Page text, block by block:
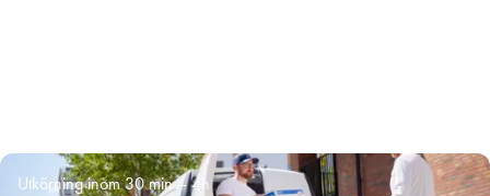
Utkörning inom 30 min – 4h